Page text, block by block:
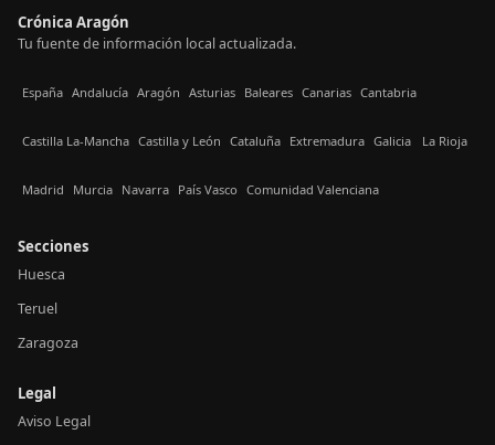
Crónica Aragón
Tu fuente de información local actualizada.
España Andalucía Aragón Asturias Baleares Canarias Cantabria
Castilla La-Mancha Castilla y León Cataluña Extremadura Galicia La Rioja
Madrid Murcia Navarra País Vasco Comunidad Valenciana
Secciones
Huesca
Teruel
Zaragoza
Legal
Aviso Legal